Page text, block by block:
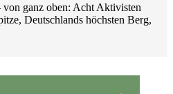
ganz oben: Acht Aktivisten
Deutschlands höchsten Berg,